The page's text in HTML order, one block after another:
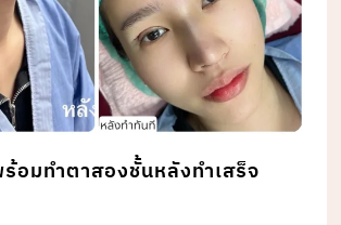
อมทำตาสองชั้นหลังทำเสร็จ